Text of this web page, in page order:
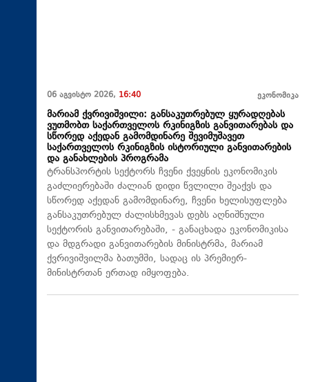
06 აგვისტო 2026, 16:40 ეკონომიკა
მარიამ ქვრივიშვილი: განსაკუთრებულ ყურადღებას
ვუთმობთ საქართველოს რკინიგზის განვითარებას და
სწორედ აქედან გამომდინარე შევიმუშავეთ
საქართველოს რკინიგზის ისტორიული განვითარების
და განახლების პროგრამა
ტრანსპორტის სექტორს ჩვენი ქვეყნის ეკონომიკის
გაძლიერებაში ძალიან დიდი წვლილი შეაქვს და
სწორედ აქედან გამომდინარე, ჩვენი ხელისუფლება
განსაკუთრებულ ძალისხმევას დებს აღნიშნული
სექტორის განვითარებაში, - განაცხადა ეკონომიკისა
და მდგრადი განვითარების მინისტრმა, მარიამ
ქვრივიშვილმა ბათუმში, სადაც ის პრემიერ-
მინისტრთან ერთად იმყოფება.